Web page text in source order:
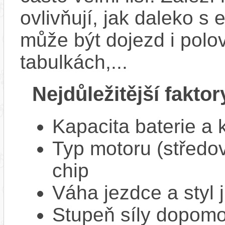
ovlivňují, jak daleko s
může být dojezd i
tabulkách,...
Nejdůležitější
Kapacita baterie a
Typ motoru
chip
Váha jezdce a styl
Stupeň síly